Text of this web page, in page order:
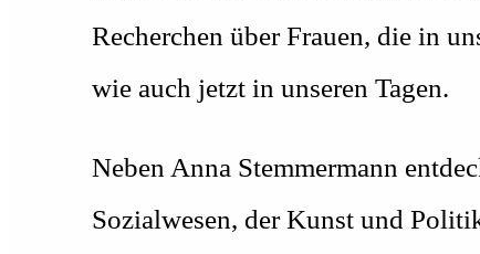
Recherchen über Frauen, die in
wie auch jetzt in unseren Tagen.
Neben Anna Stemmermann
Sozialwesen, der Kunst und